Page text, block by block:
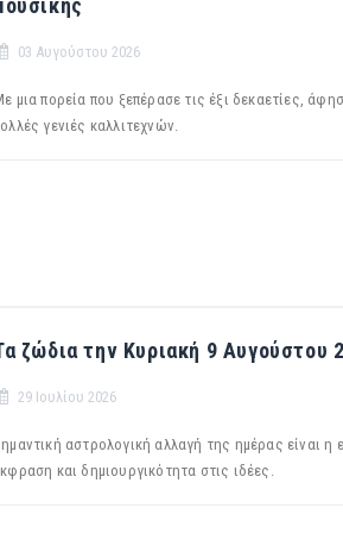
03 Αυγούστου 2026
μια πορεία που ξεπέρασε τις έξι δεκαετίες,
γενιές καλλιτεχνών.
ζώδια την Κυριακή 9 Αυγούστου
29 Ιουλίου 2026
αστρολογική αλλαγή της ημέρας είναι
και δημιουργικότητα στις ιδέες.